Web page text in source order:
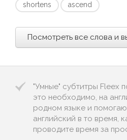
shortens
ascend
Посмотреть все слова и
"Умные" субтитры Fleex
это необходимо, на
родном языке и
английский в то время,
проводите время за